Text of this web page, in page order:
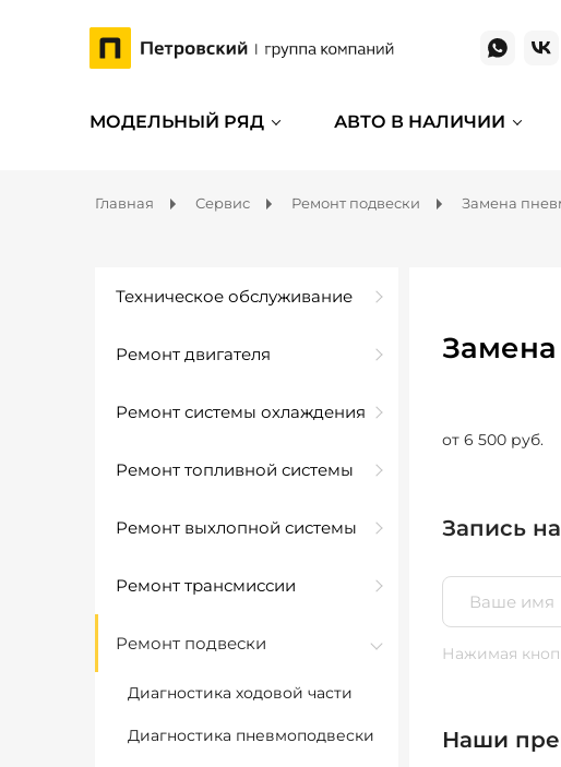
МОДЕЛЬНЫЙ РЯД АВТО В НАЛИЧИИ
Главная Сервис Ремонт подвески Замена
Техническое обслуживание
Ремонт двигателя
Ремонт системы охлаждения
Ремонт топливной системы
Ремонт выхлопной системы
Ремонт трансмиссии
Ремонт подвески
Диагностика ходовой части
Диагностика пневмоподвески
от 6 500 руб.
Запись
Нажимая
Наши